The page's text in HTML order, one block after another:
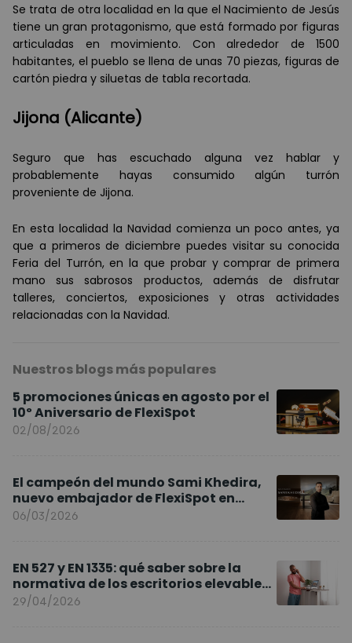
Se trata de otra localidad en la que el Nacimiento de Jesús
tiene un gran protagonismo, que está formado por figuras
articuladas en movimiento. Con alrededor de 1500
habitantes, el pueblo se llena de unas 70 piezas, figuras de
cartón piedra y siluetas de tabla recortada.
Jijona (Alicante)
Seguro que has escuchado alguna vez hablar y
probablemente hayas consumido algún turrón
proveniente de Jijona.
En esta localidad la Navidad comienza un poco antes, ya
que a primeros de diciembre puedes visitar su conocida
Feria del Turrón, en la que probar y comprar de primera
mano sus sabrosos productos, además de disfrutar
talleres, conciertos, exposiciones y otras actividades
relacionadas con la Navidad.
Nuestros blogs más populares
5 promociones únicas en agosto por el
10º Aniversario de FlexiSpot
02/08/2026
El campeón del mundo Sami Khedira,
nuevo embajador de FlexiSpot en
Europa
06/03/2026
EN 527 y EN 1335: qué saber sobre la
normativa de los escritorios elevables
y sillas ergonómicas
29/04/2026